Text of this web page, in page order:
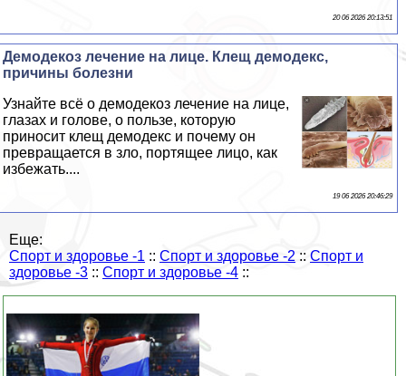
20 06 2026 20:13:51
Демодекоз лечение на лице. Клещ демодекс,
причины болезни
Узнайте всё о демодекоз лечение на лице,
глазах и голове, о пользе, которую
приносит клещ демодекс и почему он
превращается в зло, портящее лицо, как
избежать....
19 06 2026 20:46:29
Еще:
Спорт и здоровье -1 :: Спорт и здоровье -2 :: Спорт и
здоровье -3 :: Спорт и здоровье -4 ::